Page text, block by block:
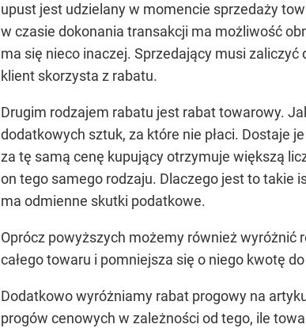
upust jest udzielany w momencie sprzedaży
w czasie dokonania transakcji ma możliwość
ma się nieco inaczej. Sprzedający musi zaliczyć
klient skorzysta z rabatu.
Drugim rodzajem rabatu jest rabat towarowy.
dodatkowych sztuk, za które nie płaci. Dostaje
za tę samą cenę kupujący otrzymuje większą
on tego samego rodzaju. Dlaczego jest to takie
ma odmienne skutki podatkowe.
Oprócz powyższych możemy również wyróżnić
całego towaru i pomniejsza się o niego kwotę
Dodatkowo wyróżniamy rabat progowy na
progów cenowych w zależności od tego, ile